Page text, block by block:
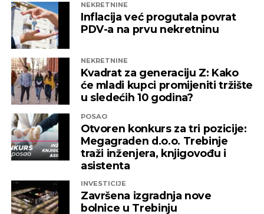
NEKRETNINE
Inflacija već progutala povrat
PDV-a na prvu nekretninu
NEKRETNINE
Kvadrat za generaciju Z: Kako
će mladi kupci promijeniti tržište
u sledećih 10 godina?
POSAO
Otvoren konkurs za tri pozicije:
Megagraden d.o.o. Trebinje
traži inženjera, knjigovođu i
asistenta
INVESTICIJE
Završena izgradnja nove
bolnice u Trebinju